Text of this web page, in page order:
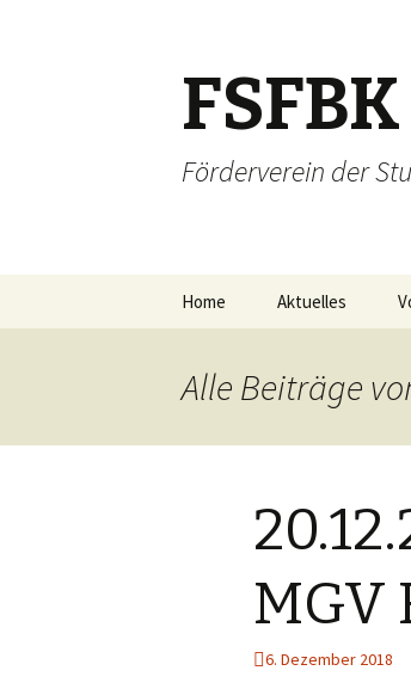
FSFBK
Förderverein der
Zum Inhalt springen
Home Aktuelles
Alle Beiträge
MGV
6. Dezember 2018